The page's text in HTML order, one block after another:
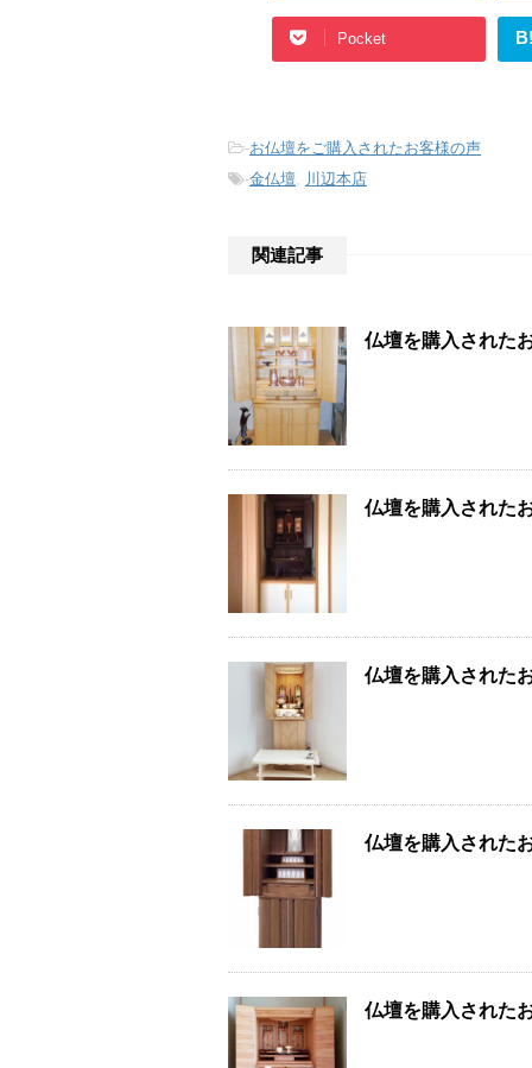
Pocket
-お仏壇をご購入されたお客様の声
-金仏壇 川辺本店
関連記事
仏壇を購入された
仏壇を購入された
仏壇を購入された
仏壇を購入された
仏壇を購入された